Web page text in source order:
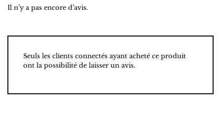
Il n’y a pas encore d’avis.
Seuls les clients connectés ayant acheté ce produit
ont la possibilité de laisser un avis.